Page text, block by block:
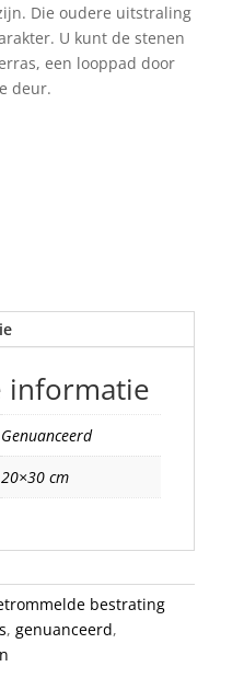
Die oudere uitstraling
U kunt de stenen
een looppad door
deur.
informatie
Genuanceerd
20×30 cm
bestrating
, genuanceerd,